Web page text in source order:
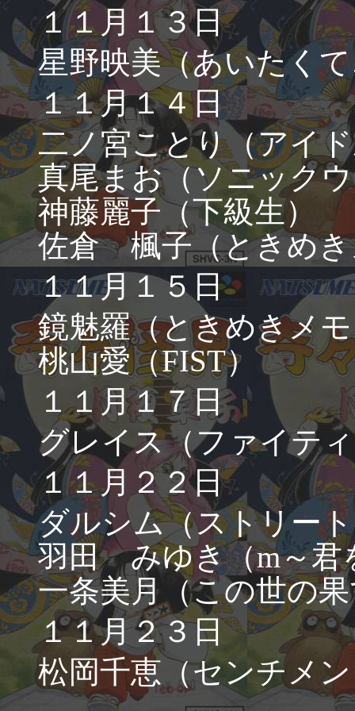
１１月１３日
星野映美（あいたく
１１月１４日
二ノ宮ことり（アイ
真尾まお（ソニック
神藤麗子（下級生）
佐倉 楓子（ときめき
１１月１５日
鏡魅羅（ときめきメ
桃山愛（FIST）
１１月１７日
グレイス（ファイテ
１１月２２日
ダルシム（ストリー
羽田 みゆき（m～君
一条美月（この世の
１１月２３日
松岡千恵（センチメ